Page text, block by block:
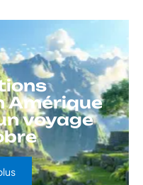
Amérique
voyage